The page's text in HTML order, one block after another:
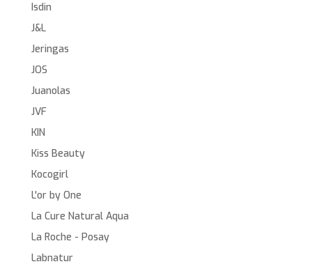
Isdin
J&L
Jeringas
JOS
Juanolas
JVF
KIN
Kiss Beauty
Kocogirl
L'or by One
La Cure Natural Aqua
La Roche - Posay
Labnatur